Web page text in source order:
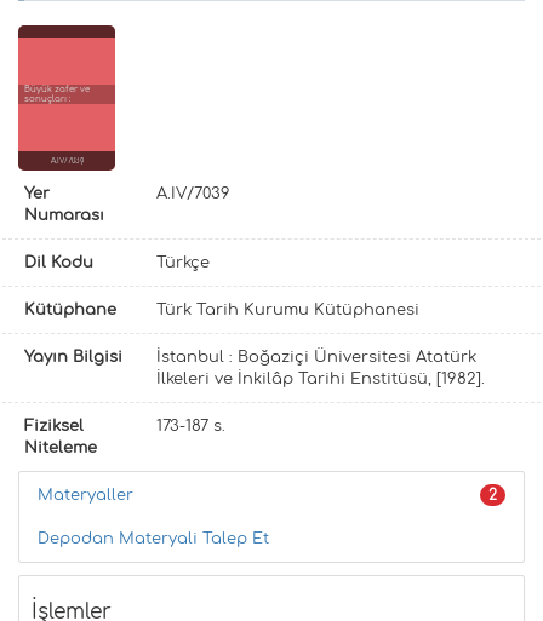
Büyük zafer ve
sonuçları :
A.IV/7039
Yer
Numarası
A.IV/7039
Dil Kodu Türkçe
Kütüphane Türk Tarih Kurumu Kütüphanesi
Yayın Bilgisi
İstanbul : Boğaziçi Üniversitesi Atatürk
İlkeleri ve İnkilâp Tarihi Enstitüsü, [1982].
Fiziksel
Niteleme
173-187 s.
2
Materyaller
Depodan Materyali Talep Et
İşlemler